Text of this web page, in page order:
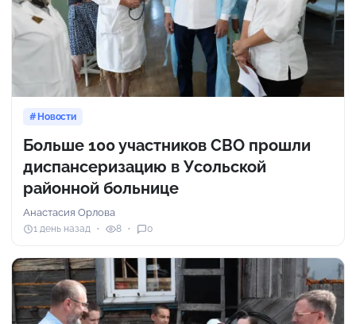
Новости
Больше 100 участников СВО прошли
диспансеризацию в Усольской
районной больнице
Анастасия Орлова
1 день назад 8 0